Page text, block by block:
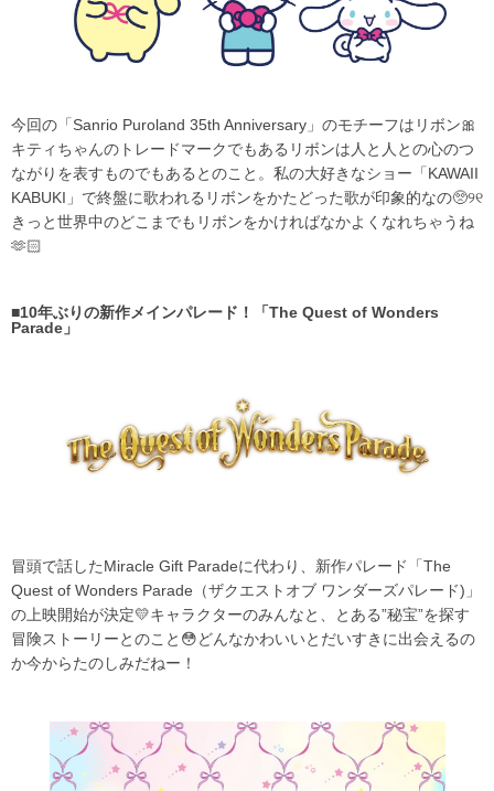
今回の「Sanrio Puroland 35th Anniversary」のモチーフはリボン🎀
キティちゃんのトレードマークでもあるリボンは人と人との心のつ
ながりを表すものでもあるとのこと。私の大好きなショー「KAWAII
KABUKI」で終盤に歌われるリボンをかたどった歌が印象的なの🥺୨୧
きっと世界中のどこまでもリボンをかければなかよくなれちゃうね
🫶🏻
■10年ぶりの新作メインパレード！「The Quest of Wonders
Parade」
冒頭で話したMiracle Gift Paradeに代わり、新作パレード「The
Quest of Wonders Parade（ザクエストオブ ワンダーズパレード)」
の上映開始が決定💛キャラクターのみんなと、とある”秘宝”を探す
冒険ストーリーとのこと😳どんなかわいいとだいすきに出会えるの
か今からたのしみだねー！